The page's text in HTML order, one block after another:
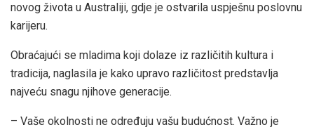
novog života u Australiji, gdje je ostvarila uspješnu poslovnu
karijeru.
Obraćajući se mladima koji dolaze iz različitih kultura i
tradicija, naglasila je kako upravo različitost predstavlja
najveću snagu njihove generacije.
– Vaše okolnosti ne određuju vašu budućnost. Važno je